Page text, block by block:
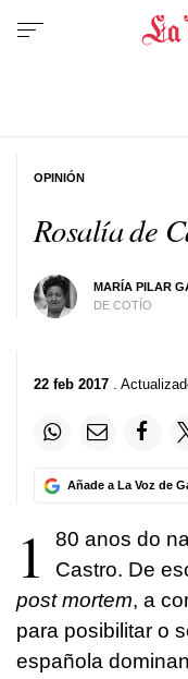
Rosalía de
MARÍA PILAR
DE COTÍO
OPINIÓN
22 feb 2017 .
Añade a La Voz de
1
80 anos do
Castro. De
post mortem, a
para posibilitar o
española